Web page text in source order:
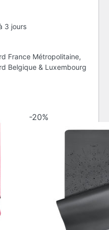
3 jours
France Métropolitaine,
Belgique & Luxembourg
-20%